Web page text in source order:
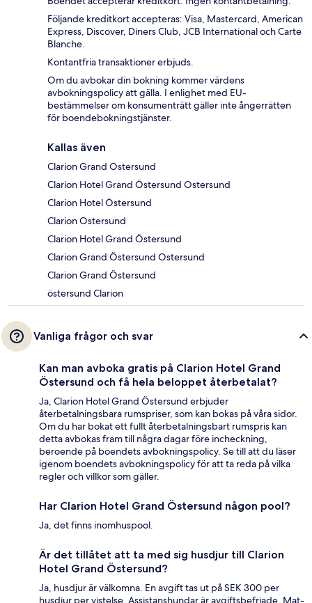
Följande kreditkort accepteras: Visa, Mastercard, American
Express, Discover, Diners Club, JCB International och Carte
Blanche.
Kontantfria transaktioner erbjuds.
Om du avbokar din bokning kommer värdens
avbokningspolicy att gälla. I enlighet med EU-
bestämmelser om konsumenträtt gäller inte ångerrätten
för boendebokningstjänster.
Kallas även
Clarion Grand Ostersund
Clarion Hotel Grand Östersund Ostersund
Clarion Hotel Östersund
Clarion Ostersund
Clarion Hotel Grand Östersund
Clarion Grand Östersund Ostersund
Clarion Grand Östersund
östersund Clarion
Vanliga frågor och svar
Kan man avboka gratis på Clarion Hotel Grand
Östersund och få hela beloppet återbetalat?
Ja, Clarion Hotel Grand Östersund erbjuder
återbetalningsbara rumspriser, som kan bokas på våra sidor.
Om du har bokat ett fullt återbetalningsbart rumspris kan
detta avbokas fram till några dagar före incheckning,
beroende på boendets avbokningspolicy. Se till att du läser
igenom boendets avbokningspolicy för att ta reda på vilka
regler och villkor som gäller.
Har Clarion Hotel Grand Östersund någon pool?
Ja, det finns inomhuspool.
Är det tillåtet att ta med sig husdjur till Clarion
Hotel Grand Östersund?
Ja, husdjur är välkomna. En avgift tas ut på SEK 300 per
husdjur per vistelse. Assistanshundar är avgiftsbefriade. Mat-